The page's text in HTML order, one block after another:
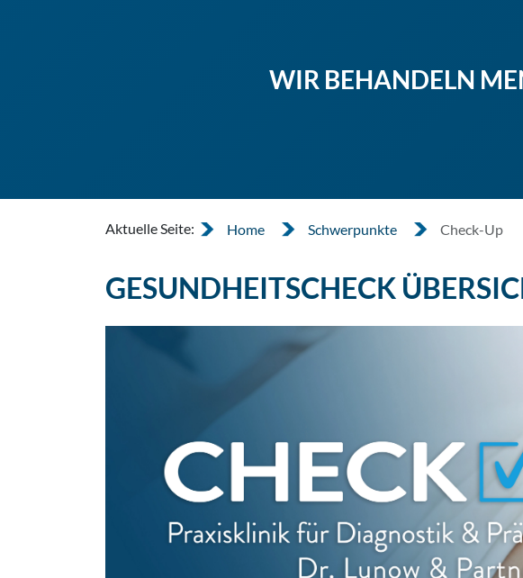
WIR BEHANDELN
Aktuelle Seite: Home Schwerpunkte Check-Up
GESUNDHEITSCHECK